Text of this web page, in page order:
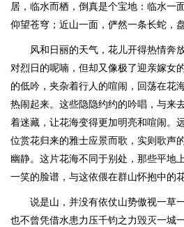
居，临水而栖，倒真是个宝地：临水一
仰望苍穹；近山一面，俨然一条长蛇，
风和日丽的天气，花儿开得热情奔
对烈日的呢喃，但却又像极了迎亲嫁女
的低吟，夹杂着行人的喧闹，回荡在花
热闹起来。这些隐隐约约的吟唱，与来
着迷藏，让花海变得更加明亮和喧闹。
位赏花归来的雅士应景而歌，实则歌声
幽静。这片花海不同于别处，那些平地
一笑的脸谱，与这依偎在群山怀抱中的
说是山，并没有依仗山势傲视一草
也不曾凭借水患力压千钧之力毁灭一城